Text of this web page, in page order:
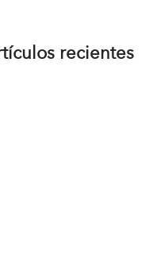
recientes